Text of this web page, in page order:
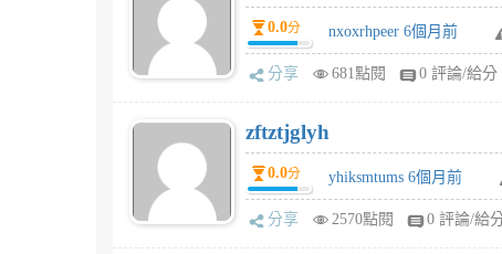
0.0分 nxoxrhpeer 6個月前
分享 681點閱 0 評論/給分
zftztjglyh
0.0分 yhiksmtums 6個月前
分享 2570點閱 0 評論/給